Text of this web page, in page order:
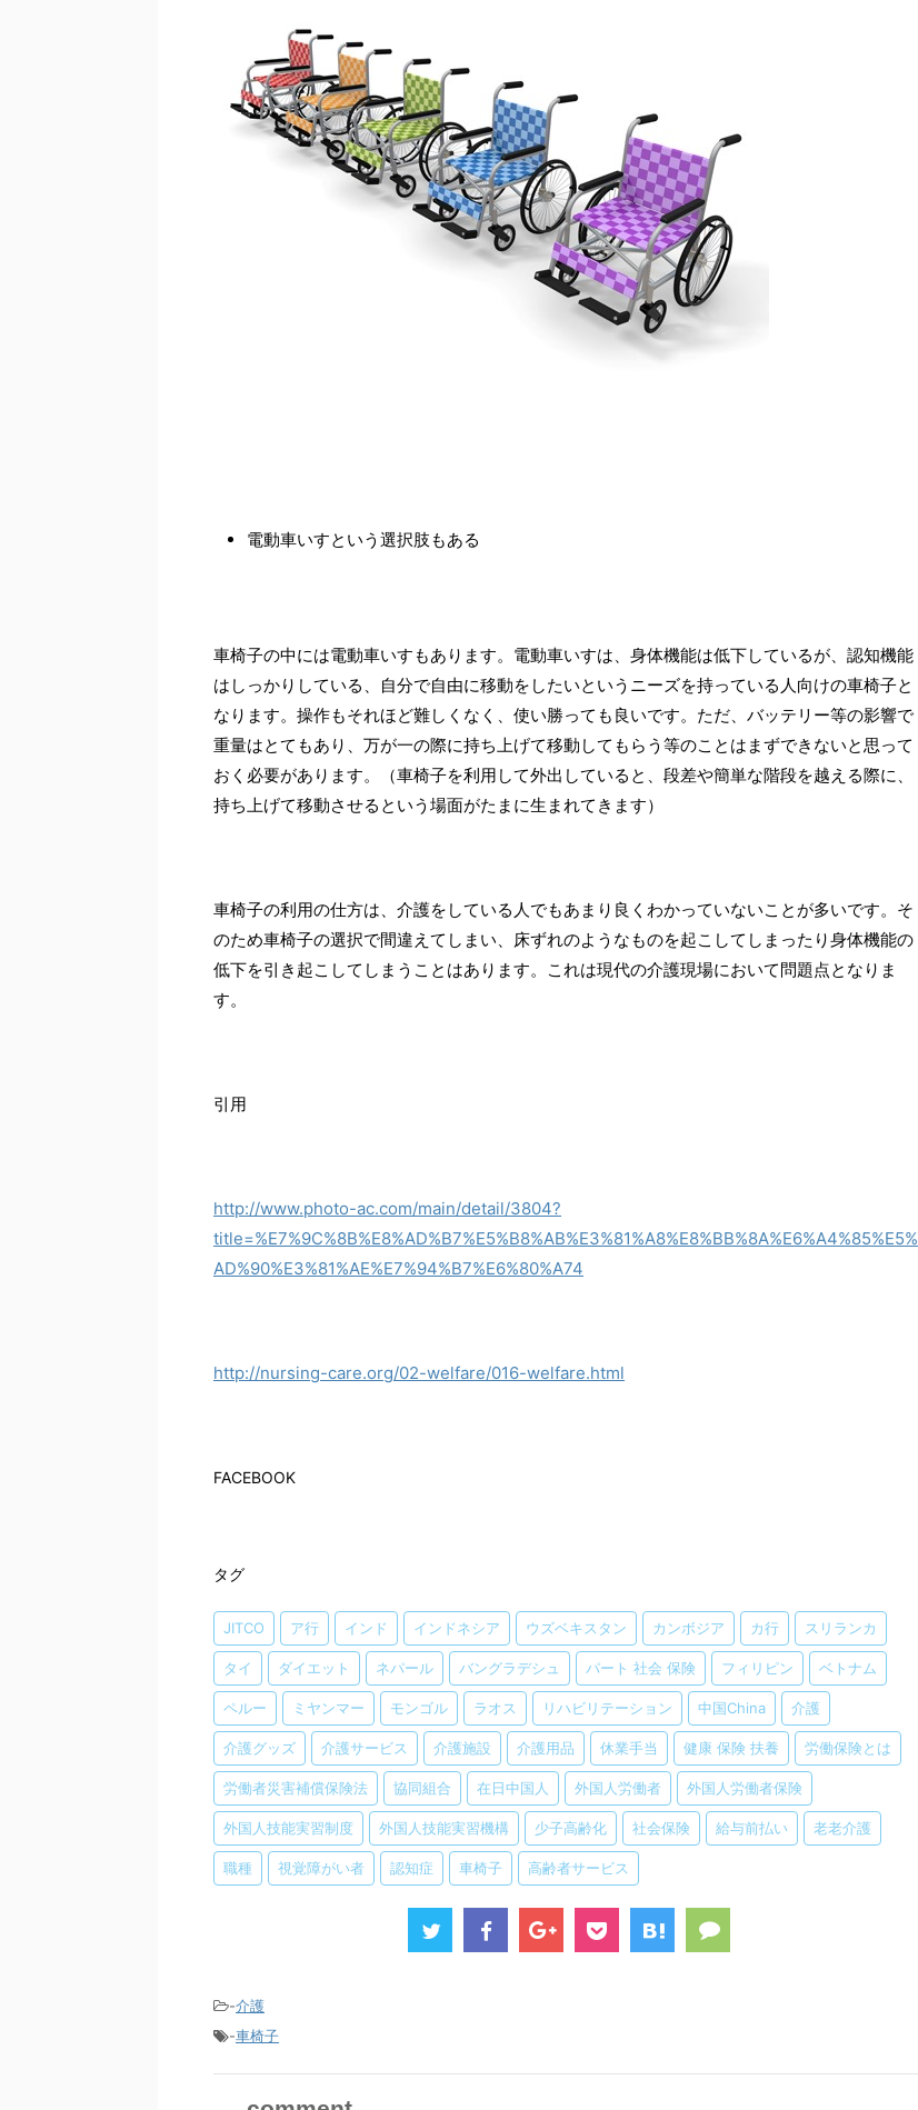
電動車いすという選択肢もある
車椅子の中には電動車いすもあります。電動車いすは、身体機能は低下しているが、認知機能
はしっかりしている、自分で自由に移動をしたいというニーズを持っている人向けの車椅子と
なります。操作もそれほど難しくなく、使い勝っても良いです。ただ、バッテリー等の影響で
重量はとてもあり、万が一の際に持ち上げて移動してもらう等のことはまずできないと思って
おく必要があります。（車椅子を利用して外出していると、段差や簡単な階段を越える際に、
持ち上げて移動させるという場面がたまに生まれてきます）
車椅子の利用の仕方は、介護をしている人でもあまり良くわかっていないことが多いです。そ
のため車椅子の選択で間違えてしまい、床ずれのようなものを起こしてしまったり身体機能の
低下を引き起こしてしまうことはあります。これは現代の介護現場において問題点となりま
す。
引用
http://www.photo-ac.com/main/detail/3804?
title=%E7%9C%8B%E8%AD%B7%E5%B8%AB%E3%81%A8%E8%BB%8A%E6%A4%85%E5%
AD%90%E3%81%AE%E7%94%B7%E6%80%A74
http://nursing-care.org/02-welfare/016-welfare.html
FACEBOOK
タグ
JITCO ア行 インド インドネシア ウズベキスタン カンボジア カ行 スリランカ
タイ ダイエット ネパール バングラデシュ パート 社会 保険 フィリピン ベトナム
ペルー ミヤンマー モンゴル ラオス リハビリテーション 中国China 介護
介護グッズ 介護サービス 介護施設 介護用品 休業手当 健康 保険 扶養 労働保険とは
労働者災害補償保険法 協同組合 在日中国人 外国人労働者 外国人労働者保険
外国人技能実習制度 外国人技能実習機構 少子高齢化 社会保険 給与前払い 老老介護
職種 視覚障がい者 認知症 車椅子 高齢者サービス
-介護
-車椅子